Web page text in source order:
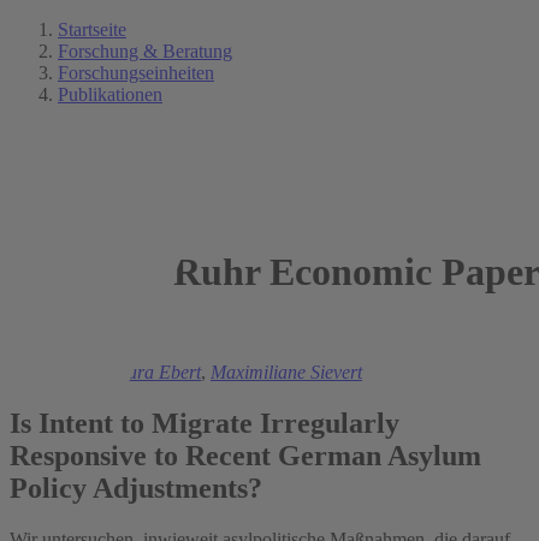
Startseite
Forschung & Beratung
Forschungseinheiten
Publikationen
Ruhr Economic
Cara Ebert, Maximiliane Sievert
Is Intent to Migrate Irregularly
Responsive to Recent German Asylum
Policy Adjustments?